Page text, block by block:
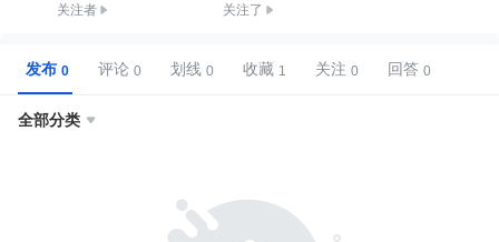
关注者 关注了
发布 评论 划线 收藏 关注 回答
全部分类 